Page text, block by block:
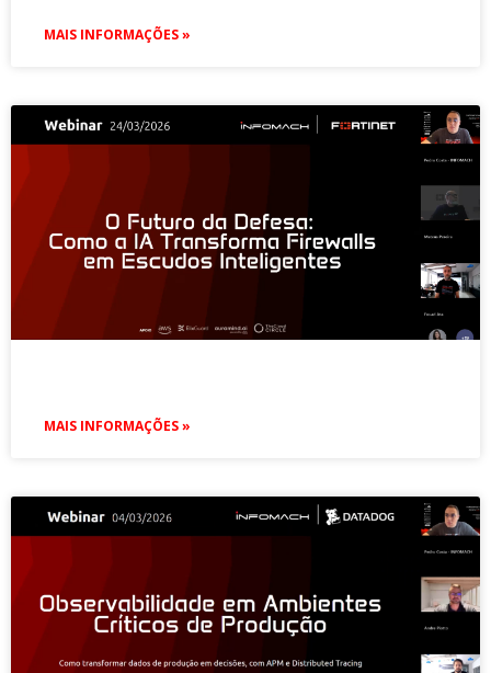
MAIS INFORMAÇÕES »
MAIS INFORMAÇÕES »